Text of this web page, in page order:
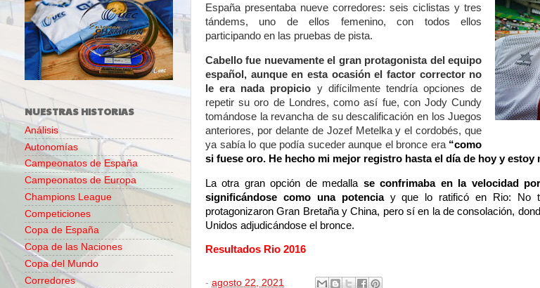
España presentaba nueve corredores: seis ciclistas y tres
tándems, uno de ellos femenino, con todos ellos
participando en las pruebas de pista.
Cabello fue nuevamente el gran protagonista del equipo
español, aunque en esta ocasión el factor corrector no
le era nada propicio y difícilmente tendría opciones de
repetir su oro de Londres, como así fue, con Jody Cundy
tomándose la revancha de su descalificación en los Juegos
anteriores, por delante de Jozef Metelka y el cordobés, que
ya sabía lo que podía suceder aunque el bronce era “como
si fuese oro. He hecho mi mejor registro hasta el día de hoy y estoy
La otra gran opción de medalla se confrimaba en la velocidad
significándose como una potenciay que lo ratificó en Rio: No
protagonizaron Gran Bretaña y China, pero sí en la de consolación,
Unidos adjudicándose el bronce.
Resultados Rio 2016
- agosto 22, 2021
NUESTRAS HISTORIAS
Análisis
Autonomías
Campeonatos de España
Campeonatos de Europa
Champions League
Competiciones
Copa de España
Copa de las Naciones
Copa del Mundo
Corredores